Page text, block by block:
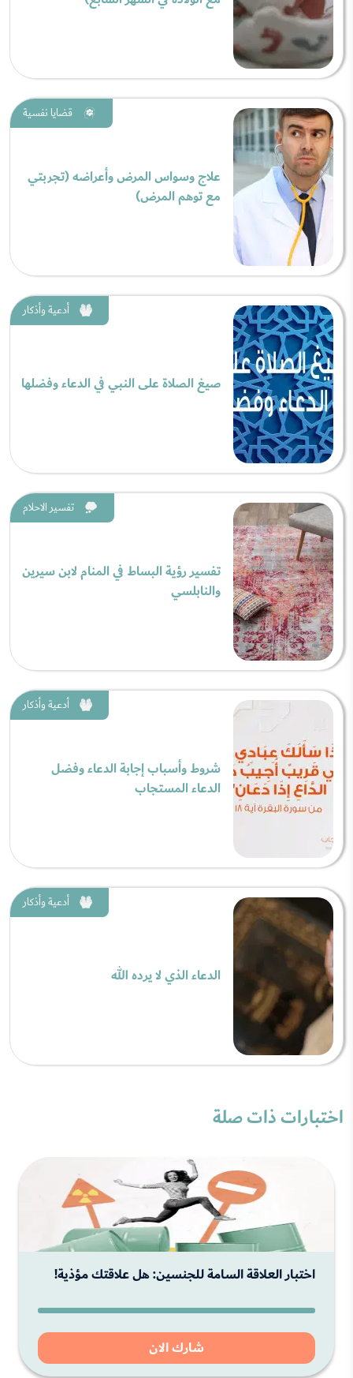
قضايا نفسية
علاج وسواس المرض وأعراضه (تجربتي
مع توهم المرض)
أدعية وأذكار
صيغ الصلاة على النبي في الدعاء وفضلها
تفسير الاحلام
تفسير رؤية البساط في المنام لابن سيرين
والنابلسي
أدعية وأذكار
شروط وأسباب إجابة الدعاء وفضل
الدعاء المستجاب
أدعية وأذكار
الدعاء الذي لا يرده الله
اختبارات ذات صلة
اختبار العلاقة السامة للجنسين: هل علاقتك مؤذية!
شارك الان